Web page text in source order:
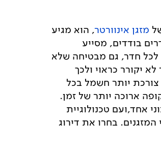
מזגן אינוורטר, הוא מגיע
בודדים, מסייע
לכל חדר, גם מבטיחה שלא
יקורר כראוי ולכך
יותר חשמל בכל
ארוכה יותר של זמן.
אחד,ועם טכנולוגיית
המזגנים. בחרו את דירוג